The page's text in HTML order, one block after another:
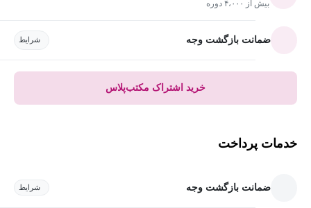
بیش از ۴،۰۰۰ دوره
ضمانت بازگشت وجه شرایط
خرید اشتراک مکتب‌پلاس
خدمات پرداخت
ضمانت بازگشت وجه شرایط